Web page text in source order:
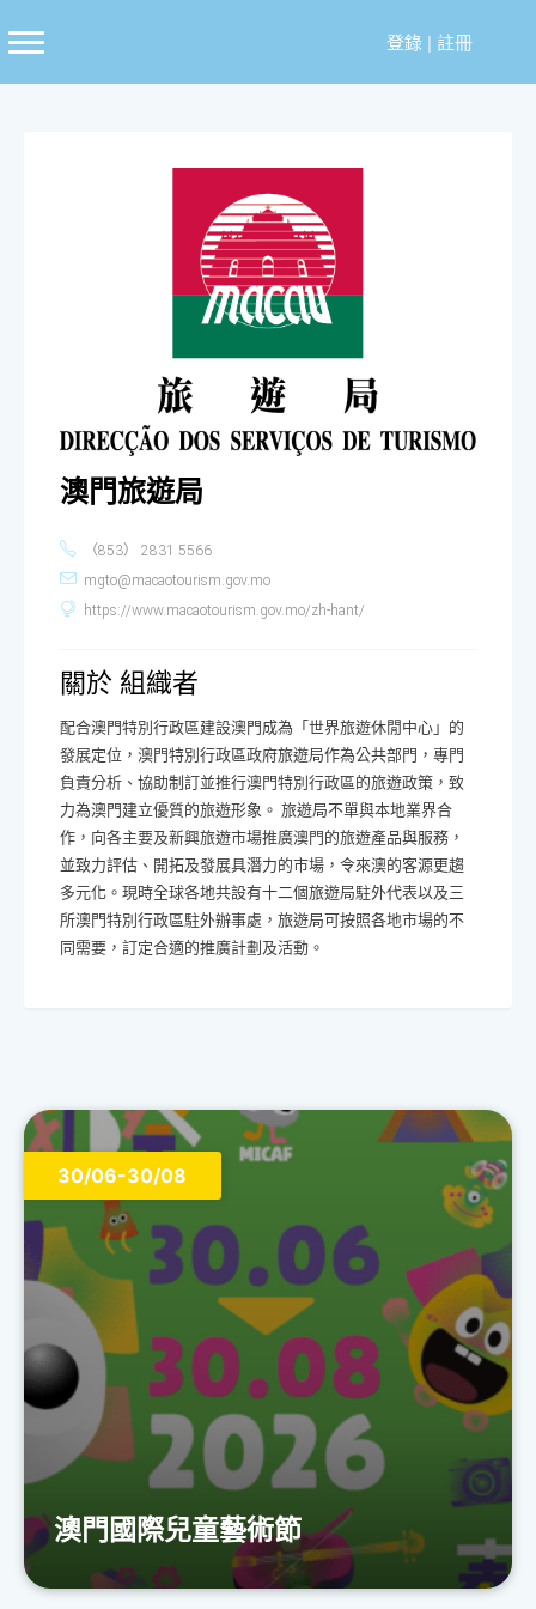
至
登錄| 註冊
澳門旅遊局
（853） 2831 5566
mgto@macaotourism.gov.mo
https://www.macaotourism.gov.mo/zh-hant/
關於 組織者
配合澳門特別行政區建設澳門成為「世界旅遊休閒中心」的
發展定位，澳門特別行政區政府旅遊局作為公共部門，專門
負責分析、協助制訂並推行澳門特別行政區的旅遊政策，致
力為澳門建立優質的旅遊形象。 旅遊局不單與本地業界合
作，向各主要及新興旅遊市場推廣澳門的旅遊產品與服務，
並致力評估、開拓及發展具潛力的市場，令來澳的客源更趨
多元化。現時全球各地共設有十二個旅遊局駐外代表以及三
所澳門特別行政區駐外辦事處，旅遊局可按照各地市場的不
同需要，訂定合適的推廣計劃及活動。
30/06-30/08
澳門國際兒童藝術節